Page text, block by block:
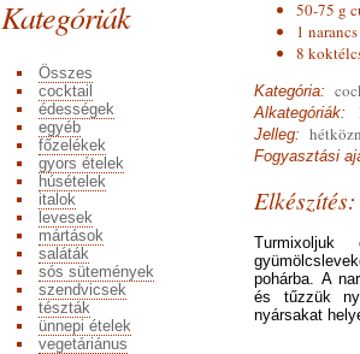
Kategóriák
Összes
cocktail
édességek
egyéb
főzelékek
gyors ételek
húsételek
italok
levesek
mártások
saláták
sós sütemények
szendvicsek
tészták
ünnepi ételek
vegetáriánus
50-75 g
1 narancs
8
Kategória:
Alkategóriák:
Jelleg:
Fogyasztási
Elkészítés:
pohárba. A
és tűzzük
nyársakat